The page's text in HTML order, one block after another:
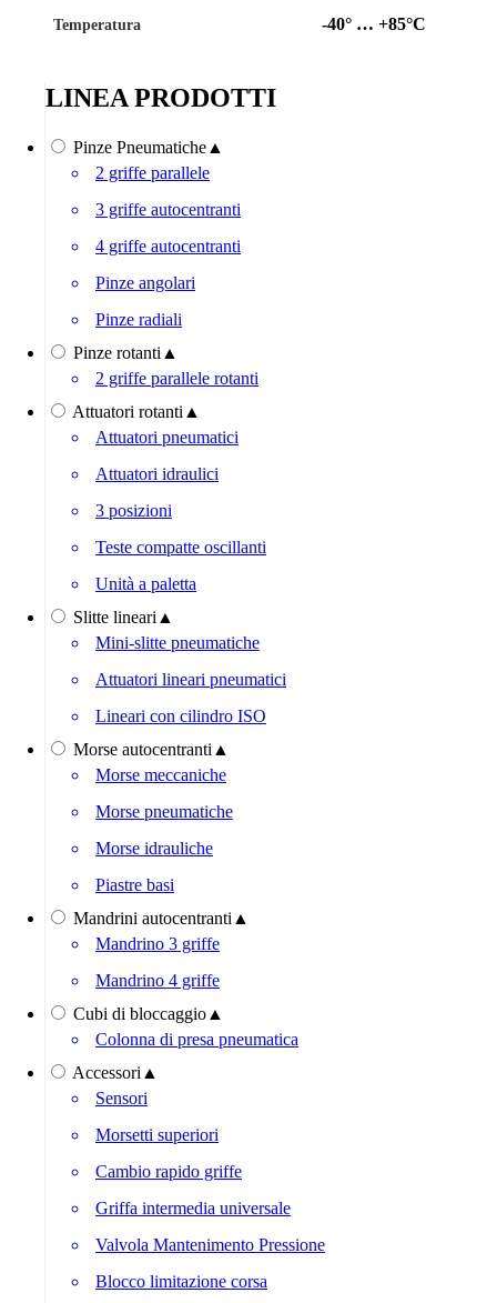
Temperatura
-40° … +85°C
LINEA PRODOTTI
Pinze Pneumatiche ▲
2 griffe parallele
3 griffe autocentranti
4 griffe autocentranti
Pinze angolari
Pinze radiali
Pinze rotanti ▲
2 griffe parallele rotanti
Attuatori rotanti ▲
Attuatori pneumatici
Attuatori idraulici
3 posizioni
Teste compatte oscillanti
Unità a paletta
Slitte lineari ▲
Mini-slitte pneumatiche
Attuatori lineari pneumatici
Lineari con cilindro ISO
Morse autocentranti ▲
Morse meccaniche
Morse pneumatiche
Morse idrauliche
Piastre basi
Mandrini autocentranti ▲
Mandrino 3 griffe
Mandrino 4 griffe
Cubi di bloccaggio ▲
Colonna di presa pneumatica
Accessori ▲
Sensori
Morsetti superiori
Cambio rapido griffe
Griffa intermedia universale
Valvola Mantenimento Pressione
Blocco limitazione corsa